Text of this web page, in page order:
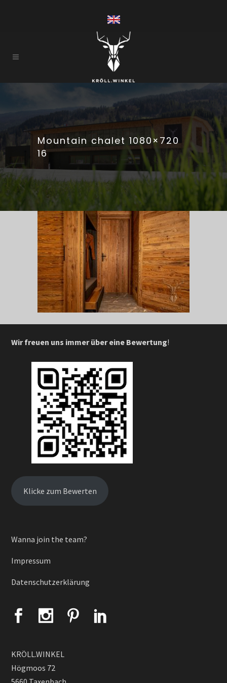
Mountain chalet 1080×720
16
Wir freuen uns immer über eine Bewertung!
Klicke zum Bewerten
Wanna join the team?
Impressum
Datenschutzerklärung
KRÖLL.WINKEL
Högmoos 72